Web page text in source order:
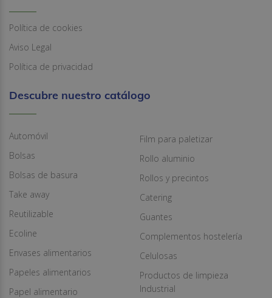
Política de cookies
Aviso Legal
Política de privacidad
Descubre nuestro catálogo
Automóvil
Bolsas
Bolsas de basura
Take away
Reutilizable
Ecoline
Envases alimentarios
Papeles alimentarios
Papel alimentario
Film para paletizar
Rollo aluminio
Rollos y precintos
Catering
Guantes
Complementos hostelería
Celulosas
Productos de limpieza
Industrial